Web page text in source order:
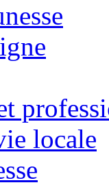
locale